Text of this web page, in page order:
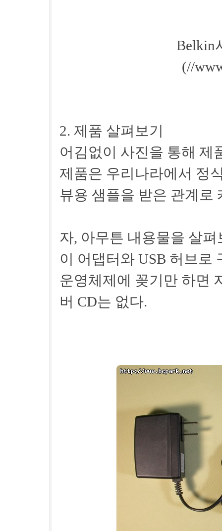
Belkin
(//
2. 제품 살펴보기
어김없이 사진을 통해 제
제품은 우리나라에서 정
뷰용 샘플을 받은 관계로
자, 아무튼 내용물을 살
이 어댑터와 USB 허브로
운영체제에 꽂기만 하면
버 CD는 없다.